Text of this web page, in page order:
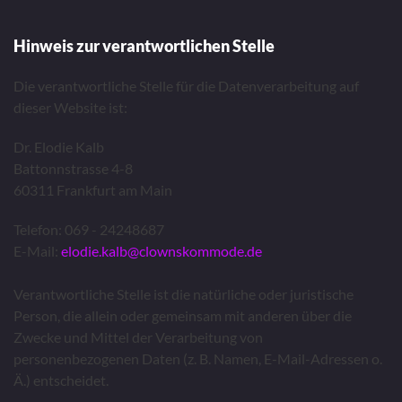
Hinweis zur verantwortlichen Stelle
Die verantwortliche Stelle für die Datenverarbeitung auf
dieser Website ist:
Dr. Elodie Kalb
Battonnstrasse 4-8
60311 Frankfurt am Main
Telefon: 069 - 24248687
E-Mail: elodie.kalb@clownskommode.de
Verantwortliche Stelle ist die natürliche oder juristische
Person, die allein oder gemeinsam mit anderen über die
Zwecke und Mittel der Verarbeitung von
personenbezogenen Daten (z. B. Namen, E-Mail-Adressen o.
Ä.) entscheidet.